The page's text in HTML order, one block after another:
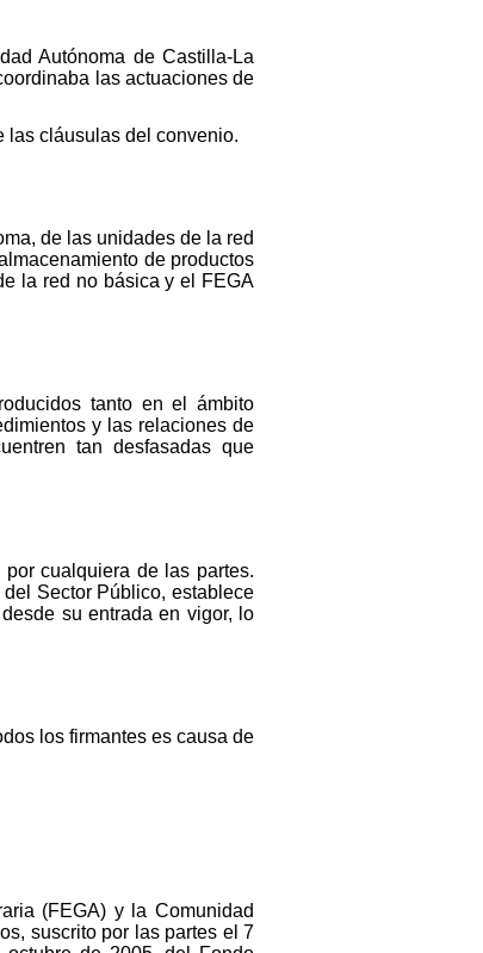
Autónoma de Castilla-La
las actuaciones de
las cláusulas del convenio.
de las unidades de la red
de productos
la red no básica y el FEGA
tanto en el ámbito
y las relaciones de
tan desfasadas que
cualquiera de las partes.
Sector Público, establece
su entrada en vigor, lo
los firmantes es causa de
(FEGA) y la Comunidad
suscrito por las partes el 7